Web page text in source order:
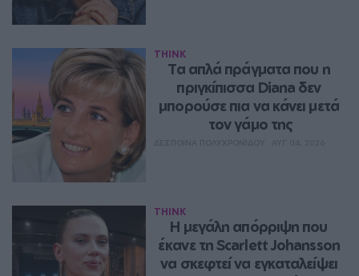
THINK
Τα απλά πράγματα που η
πριγκίπισσα Diana δεν
μπορούσε πια να κάνει μετά
τον γάμο της
THINK
Η μεγάλη απόρριψη που
έκανε τη Scarlett Johansson
να σκεφτεί να εγκαταλείψει